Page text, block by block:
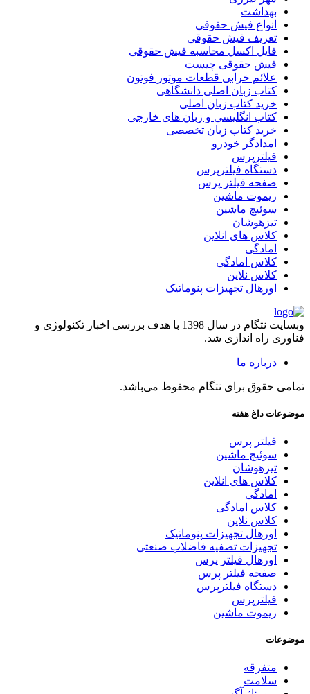
بهداشت
انواع فیش حقوقی
تعریف فیش حقوقی
فایل اکسل محاسبه فیش حقوقی
فیش حقوقی چیست
علائم خرابی قطعات موتور فوتون
کتاب زبان اصلی دانشگاهی
خرید کتاب زبان اصلی
کتاب انگلیسی و زبان های خارجی
خرید کتاب زبان تخصصی
امدادگر خودرو
فیلترپرس
دستگاه فیلترپرس
صفحه فیلتر پرس
ریموت ماشین
سوئیچ ماشین
تیزهوشان
کلاس های انلاین
امادگی
کلاس امادگی
کلاس نلاین
اورهال تجهیزات پنوماتیک
وبسایت نتگام در سال 1398 با هدف بررسی اخبار تکنولوژی و
فناوری راه اندازی شد.
درباره ما
تمامی حقوق برای نتگام محفوظ می‌باشد.
موضوعات داغ هفته
فیلتر پرس
سوئیچ ماشین
تیزهوشان
کلاس های انلاین
امادگی
کلاس امادگی
کلاس نلاین
اورهال تجهیزات پنوماتیک
تجهیزات تصفیه فاضلاب صنعتی
اورهال فیلتر پرس
صفحه فیلتر پرس
دستگاه فیلترپرس
فیلترپرس
ریموت ماشین
موضوعات
متفرقه
سلامت